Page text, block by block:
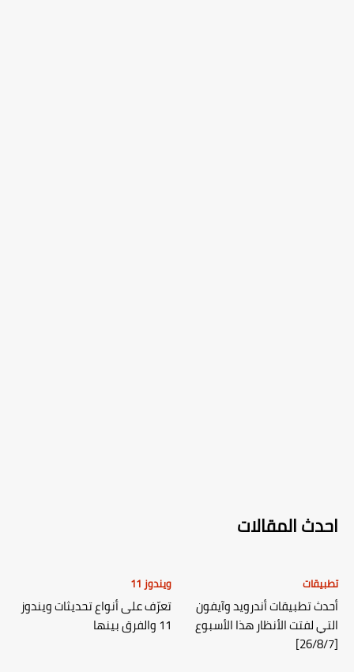
احدث المقالات
تطبيقات
أحدث تطبيقات أندرويد وآيفون
التي لفتت الأنظار هذا الأسبوع
[26/8/7]
ويندوز 11
تعرّف على أنواع تحديثات ويندوز
11 والفرق بينها